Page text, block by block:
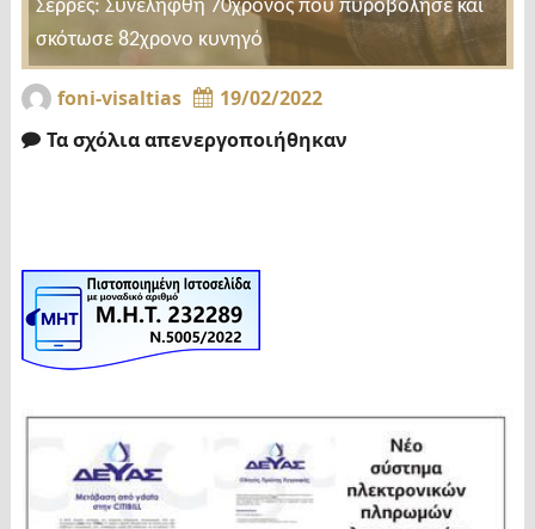
Σέρρες: Συνελήφθη 70χρονος που πυροβόλησε και
σκότωσε 82χρονο κυνηγό
foni-visaltias
19/02/2022
Τα σχόλια απενεργοποιήθηκαν